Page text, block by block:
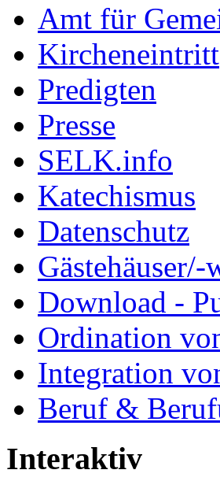
Amt für
Kircheneintritt
Predigten
Presse
SELK.info
Katechismus
Datenschutz
Gästehäuser/-
Download -
Ordination
Integration
Beruf &
Interaktiv